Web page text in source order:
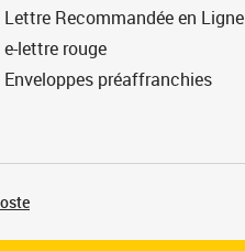
Lettre Recommandée en Ligne
e-lettre rouge
Enveloppes préaffranchies